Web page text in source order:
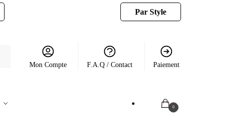
Par Style
Mon Compte F.A.Q / Contact Paiement
0